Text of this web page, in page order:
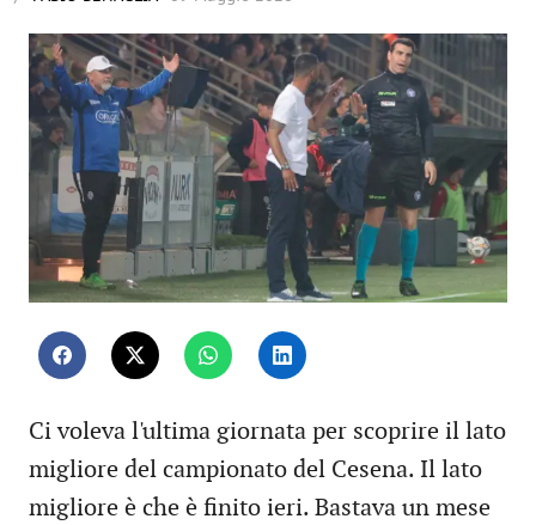
Ci voleva l'ultima giornata per scoprire il lato
migliore del campionato del Cesena. Il lato
migliore è che è finito ieri. Bastava un mese